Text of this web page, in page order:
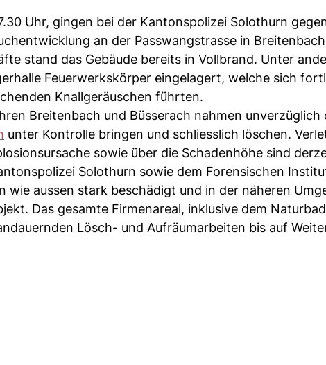
Uhr, gingen bei der Kantonspolizei Solothurn
an der Passwangstrasse in
stand das Gebäude bereits in Vollbrand. Unter
Feuerwerkskörper eingelagert, welche sich
Knallgeräuschen führten.
Breitenbach und Büsserach nahmen
unter Kontrolle bringen und schliesslich löschen.
sowie über die Schadenhöhe sind
Solothurn sowie dem Forensischen
wie aussen stark beschädigt und in der näheren
Das gesamte Firmenareal, inklusive dem
Lösch- und Aufräumarbeiten bis auf